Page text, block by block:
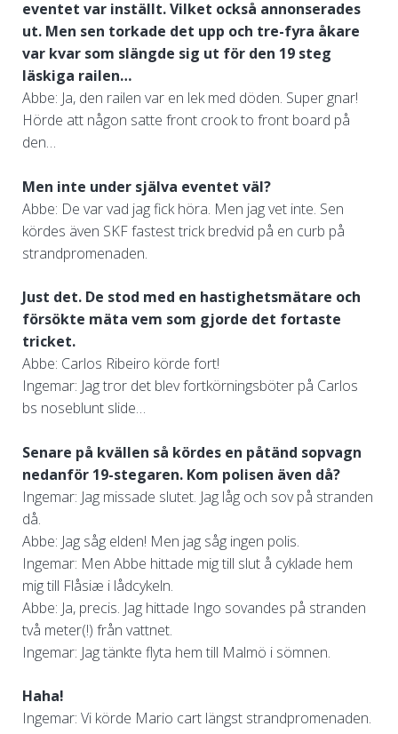
eventet var inställt. Vilket också annonserades
ut. Men sen torkade det upp och tre-fyra åkare
var kvar som slängde sig ut för den 19 steg
läskiga railen…
Abbe: Ja, den railen var en lek med döden. Super gnar!
Hörde att någon satte front crook to front board på
den…
Men inte under själva eventet väl?
Abbe: De var vad jag fick höra. Men jag vet inte. Sen
kördes även SKF fastest trick bredvid på en curb på
strandpromenaden.
Just det. De stod med en hastighetsmätare och
försökte mäta vem som gjorde det fortaste
tricket.
Abbe: Carlos Ribeiro körde fort!
Ingemar: Jag tror det blev fortkörningsböter på Carlos
bs noseblunt slide…
Senare på kvällen så kördes en påtänd sopvagn
nedanför 19-stegaren. Kom polisen även då?
Ingemar: Jag missade slutet. Jag låg och sov på stranden
då.
Abbe: Jag såg elden! Men jag såg ingen polis.
Ingemar: Men Abbe hittade mig till slut å cyklade hem
mig till Flåsiæ i lådcykeln.
Abbe: Ja, precis. Jag hittade Ingo sovandes på stranden
två meter(!) från vattnet.
Ingemar: Jag tänkte flyta hem till Malmö i sömnen.
Haha!
Ingemar: Vi körde Mario cart längst strandpromenaden.